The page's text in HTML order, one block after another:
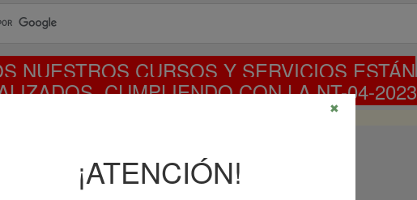
NUESTROS CURSOS Y SERVICIOS ESTÁN
CUMPLIENDO CON LA NT-04-2023
¡ATENCIÓN!
✖